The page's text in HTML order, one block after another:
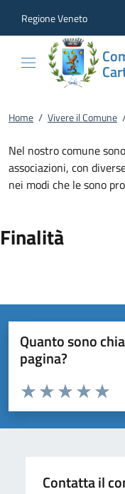
Regione Veneto
Home / Vivere il Comune
Nel nostro comune
associazioni, con
nei modi che le sono
Finalità
Quanto sono
pagina?
Domanda
Valuta da 1 a 5 stelle la
Valuta 4
Valuta 3
Valuta 2 stelle su
Valuta 1 stelle su 5
Contatta il